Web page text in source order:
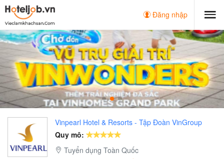
Đăng nhập
Vinpearl Hotel & Resorts - Tập Đoàn VinGroup
Quy mô:
Tuyển dụng Toàn Quốc